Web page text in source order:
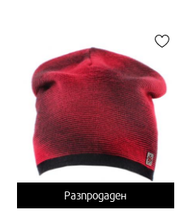
Разпродаден